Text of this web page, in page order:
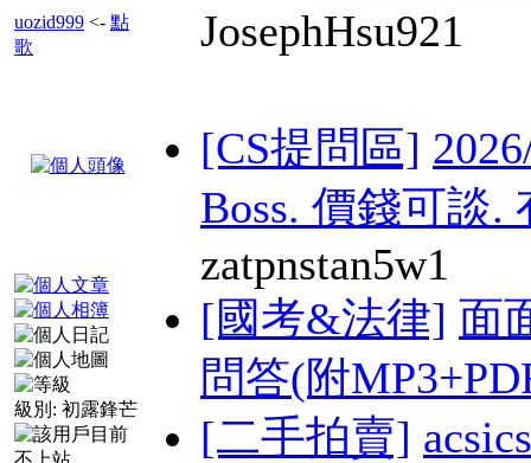
uozid999 <- 點
歌
級別: 初露鋒芒
JosephHsu921
[CS提問區]
Boss. 價錢可談.
zatpnstan5w1
[國考&法律] 面
問答(附
[二手拍賣]